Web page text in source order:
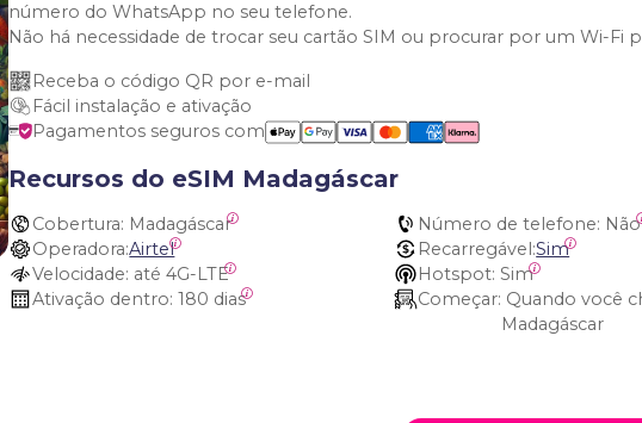
número do WhatsApp no seu telefone.
Não há necessidade de trocar seu cartão SIM ou procurar por um Wi-Fi
Receba o código QR por e-mail
Fácil instalação e ativação
Pagamentos seguros com
Recursos do eSIM Madagáscar
Cobertura: Madagáscar Número de telefone: Não
Operadora:Airtel Recarregável:Sim
Velocidade: até 4G-LTE Hotspot: Sim
Ativação dentro: 180 dias Começar:
Madagáscar